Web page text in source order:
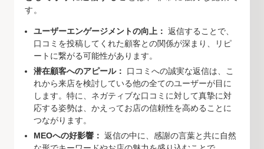
す。
ユーザーエンゲージメントの向上： 返信することで、
口コミを投稿してくれた顧客との関係が深まり、リピ
ートに繋がる可能性があります。
潜在顧客へのアピール：
口コミへの誠実な返信は、こ
れから来店を検討している他の全てのユーザーが目に
します。特に、ネガティブな口コミに対して真摯に対
応する姿勢は、かえってお店の信頼性を高めることに
つながります。
MEOへの好影響： 返信の中に、感謝の言葉と共に自然